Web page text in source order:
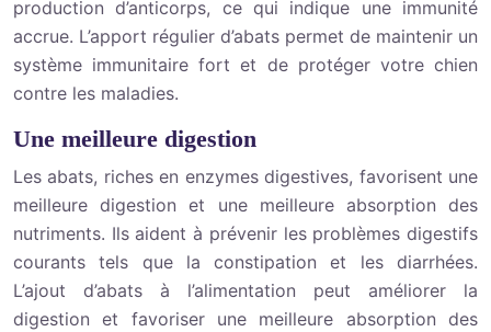
production d’anticorps, ce qui indique une immunité
accrue. L’apport régulier d’abats permet de maintenir un
système immunitaire fort et de protéger votre chien
contre les maladies.
Une meilleure digestion
Les abats, riches en enzymes digestives, favorisent une
meilleure digestion et une meilleure absorption des
nutriments. Ils aident à prévenir les problèmes digestifs
courants tels que la constipation et les diarrhées.
L’ajout d’abats à l’alimentation peut améliorer la
digestion et favoriser une meilleure absorption des